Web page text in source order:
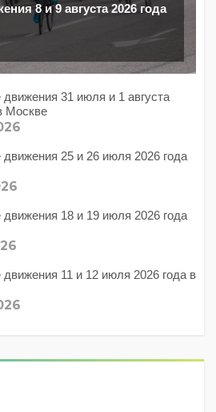
8 и 9 августа 2026 года
31 июля и 1 августа
Москве
25 и 26 июля 2026 года
18 и 19 июля 2026 года
11 и 12 июля 2026 года в